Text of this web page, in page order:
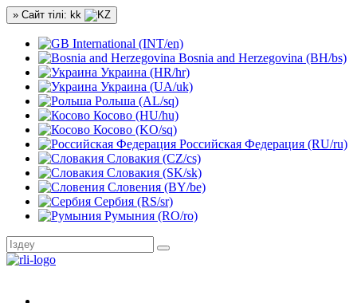
» Сайт тілі: kk
International (INT/en)
Bosnia and Herzegovina (BH/bs)
Украина (HR/hr)
Украина (UA/uk)
Рольша (AL/sq)
Косово (HU/hu)
Косово (KO/sq)
Российская Федерация (RU/ru)
Словакия (CZ/cs)
Словакия (SK/sk)
Словения (BY/be)
Сербия (RS/sr)
Румыния (RO/ro)